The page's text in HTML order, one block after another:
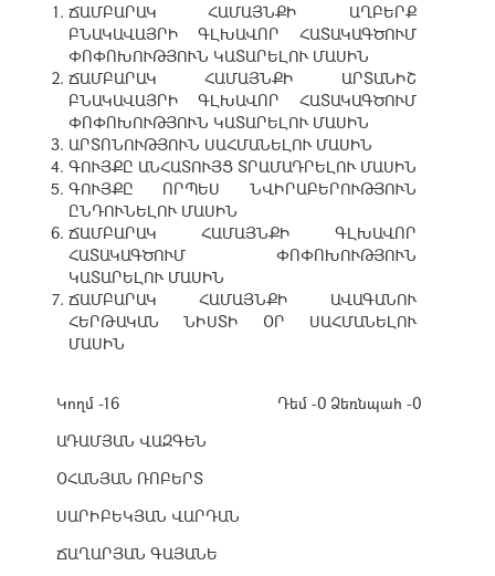
ՃԱՄԲԱՐԱԿ ՀԱՄԱՅՆՔԻ ԱՂԲԵՐՔ
ԲՆԱԿԱՎԱՅՐԻ ԳԼԽԱՎՈՐ ՀԱՏԱԿԱԳԾՈՒՄ
ՓՈՓՈԽՈՒԹՅՈՒՆ ԿԱՏԱՐԵԼՈՒ ՄԱՍԻՆ
ՃԱՄԲԱՐԱԿ ՀԱՄԱՅՆՔԻ ԱՐՏԱՆԻՇ
ԲՆԱԿԱՎԱՅՐԻ ԳԼԽԱՎՈՐ ՀԱՏԱԿԱԳԾՈՒՄ
ՓՈՓՈԽՈՒԹՅՈՒՆ ԿԱՏԱՐԵԼՈՒ ՄԱՍԻՆ
ԱՐՏՈՆՈՒԹՅՈՒՆ ՍԱՀՄԱՆԵԼՈՒ ՄԱՍԻՆ
ԳՈՒՅՔԸ ԱՆՀԱՏՈՒՅՑ ՏՐԱՄԱԴՐԵԼՈՒ ՄԱՍԻՆ
ԳՈՒՅՔԸ ՈՐՊԵՍ ՆՎԻՐԱԲԵՐՈՒԹՅՈՒՆ
ԸՆԴՈՒՆԵԼՈՒ ՄԱՍԻՆ
ՃԱՄԲԱՐԱԿ ՀԱՄԱՅՆՔԻ ԳԼԽԱՎՈՐ
ՀԱՏԱԿԱԳԾՈՒՄ ՓՈՓՈԽՈՒԹՅՈՒՆ
ԿԱՏԱՐԵԼՈՒ ՄԱՍԻՆ
ՃԱՄԲԱՐԱԿ ՀԱՄԱՅՆՔԻ ԱՎԱԳԱՆՈՒ
ՀԵՐԹԱԿԱՆ ՆԻՍՏԻ ՕՐ ՍԱՀՄԱՆԵԼՈՒ
ՄԱՍԻՆ
Կողմ -16
ԱԴԱՄՅԱՆ ՎԱԶԳԵՆ
ՕՀԱՆՅԱՆ ՌՈԲԵՐՏ
ՍԱՐԻԲԵԿՅԱՆ ՎԱՐԴԱՆ
ՃԱՂԱՐՅԱՆ ԳԱՅԱՆԵ
Դեմ -0 Ձեռնպահ -0